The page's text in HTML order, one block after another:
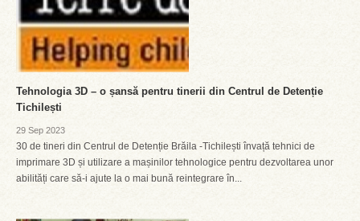
Tehnologia 3D – o șansă pentru tinerii din Centrul de Detenție
Tichilești
29 Sep 2023
30 de tineri din Centrul de Detenție Brăila -Tichilești învață tehnici de
imprimare 3D și utilizare a mașinilor tehnologice pentru dezvoltarea unor
abilități care să-i ajute la o mai bună reintegrare în...